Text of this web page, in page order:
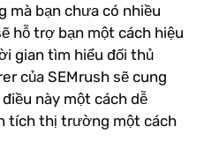
bạn chưa có nhiều
hỗ trợ bạn một cách hiệu
gian tìm hiểu đối thủ
của SEMrush sẽ cung
này một cách dễ
tích thị trường một cách